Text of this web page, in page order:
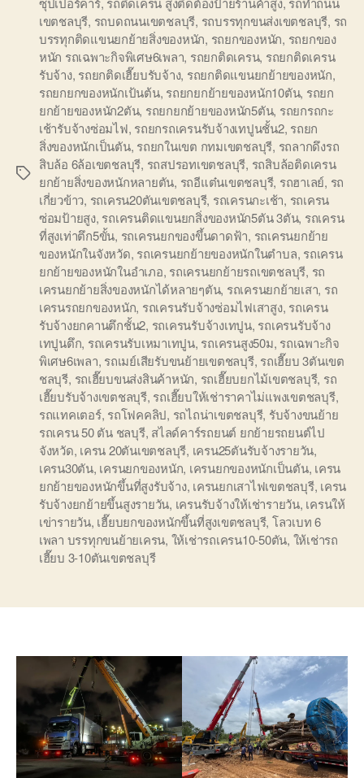
Tags
เขตชลบุรี, รถบดถนนเขตชลบุรี, รถบรรทุกขนส่งเขตชลบุรี, รถ
บรรทุกติดแขนยกย้ายสิ่งของหนัก, รถยกของหนัก, รถยกของ
หนัก รถเฉพาะกิจพิเศษ6เพลา, รถยกติดเครน, รถยกติดเครน
รับจ้าง, รถยกติดเฮี๊ยบรับจ้าง, รถยกติดแขนยกย้ายของหนัก,
รถยกยกของหนักเป้นต้น, รถยกยกย้ายของหนัก10ตัน, รถยก
ยกย้ายของหนัก2ตัน, รถยกยกย้ายของหนัก5ตัน, รถยกรถกะ
เช้ารับจ้างซ่อมไฟ, รถยกรถเครนรับจ้างเทปูนชั้น2, รถยก
สิ่งของหนักเป็นตัน, รถยกในเขต กทมเขตชลบุรี, รถลากดึงรถ
สิบล้อ 6ล้อเขตชลบุรี, รถสปรอทเขตชลบุรี, รถสิบล้อติดเครน
ยกย้ายสิ่งของหนักหลายตัน, รถอีแต๋นเขตชลบุรี, รถฮาเลย์, รถ
เกี่ยวข้าว, รถเครน20ตันเขตชลบุรี, รถเครนกะเช้า, รถเครน
ซ่อมป้ายสูง, รถเครนติดแขนยกสิ่งของหนัก5ตัน 3ตัน, รถเครน
ที่สูงเท่าตึก5ขั้น, รถเครนยกของขึ้นดาดฟ้า, รถเครนยกย้าย
ของหนักในจังหวัด, รถเครนยกย้ายของหนักในตำบล, รถเครน
ยกย้ายของหนักในอำเภอ, รถเครนยกย้ายรถเขตชลบุรี, รถ
เครนยกย้ายสิ่งของหนักได้หลายๆตัน, รถเครนยกย้ายเสา, รถ
เครนรถยกของหนัก, รถเครนรับจ้างซ่อมไฟเสาสูง, รถเครน
รับจ้างยกคานตึกชั้น2, รถเครนรับจ้างเทปูน, รถเครนรับจ้าง
เทปูนตึก, รถเครนรับเหมาเทปูน, รถเครนสูง50ม, รถเฉพาะกิจ
พิเศษ6เพลา, รถเมย์เสียรับขนย้ายเขตชลบุรี, รถเฮี๊ยบ 3ตันเขต
ชลบุรี, รถเฮี๊ยบขนส่งสินค้าหนัก, รถเฮี๊ยบยกไม้เขตชลบุรี, รถ
เฮี๊ยบรับจ้างเขตชลบุรี, รถเฮี๊ยบให้เช่าราคาไม่แพงเขตชลบุรี,
รถแทคเตอร์, รถโฟคคลิป, รถไถน่าเขตชลบุรี, รับจ้างขนย้าย
รถเครน 50 ตัน ชลบุรี, สไลด์คาร์รถยนต์ ยกย้ายรถยนต์ไป
จังหวัด, เครน 20ตันเขตชลบุรี, เครน25ตันรับจ้างรายวัน,
เครน30ตัน, เครนยกของหนัก, เครนยกของหนักเป็นตัน, เครน
ยกย้ายของหนักขึ้นที่สูงรับจ้าง, เครนยกเสาไฟเขตชลบุรี, เครน
รับจ้างยกย้ายขึ้นสูงรายวัน, เครนรับจ้างให้เช่ารายวัน, เครนให้
เข่ารายวัน, เฮี๊ยบยกของหนักขึ้นที่สูงเขตชลบุรี, โลวเบท 6
เพลา บรรทุกขนย้ายเครน, ให้เช่ารถเครน10-50ตัน, ให้เช่ารถ
เฮี๊ยบ 3-10ตันเขตชลบุรี